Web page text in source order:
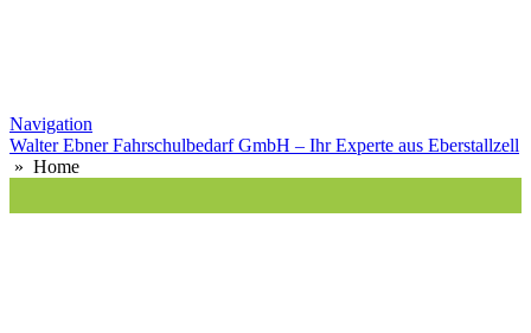
Navigation
Walter Ebner Fahrschulbedarf GmbH – Ihr Experte aus Eberstallzell
» Home